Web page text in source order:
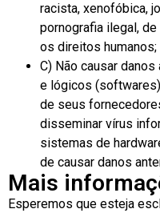
racista, xenofóbica,
pornografia ilegal,
os direitos humanos;
C) Não causar
e lógicos
de seus
disseminar vírus
sistemas de
de causar danos
Mais
Esperemos que esteja